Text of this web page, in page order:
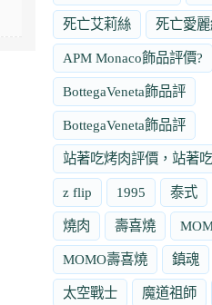
死亡艾莉絲 死亡愛
APM Monaco飾品評價?
BottegaVeneta飾品評
BottegaVeneta飾品評
站著吃烤肉評價，站著
z flip 1995 泰式
燒肉 壽喜燒
MOMO壽喜燒 鎮魂
太空戰士 魔道祖師